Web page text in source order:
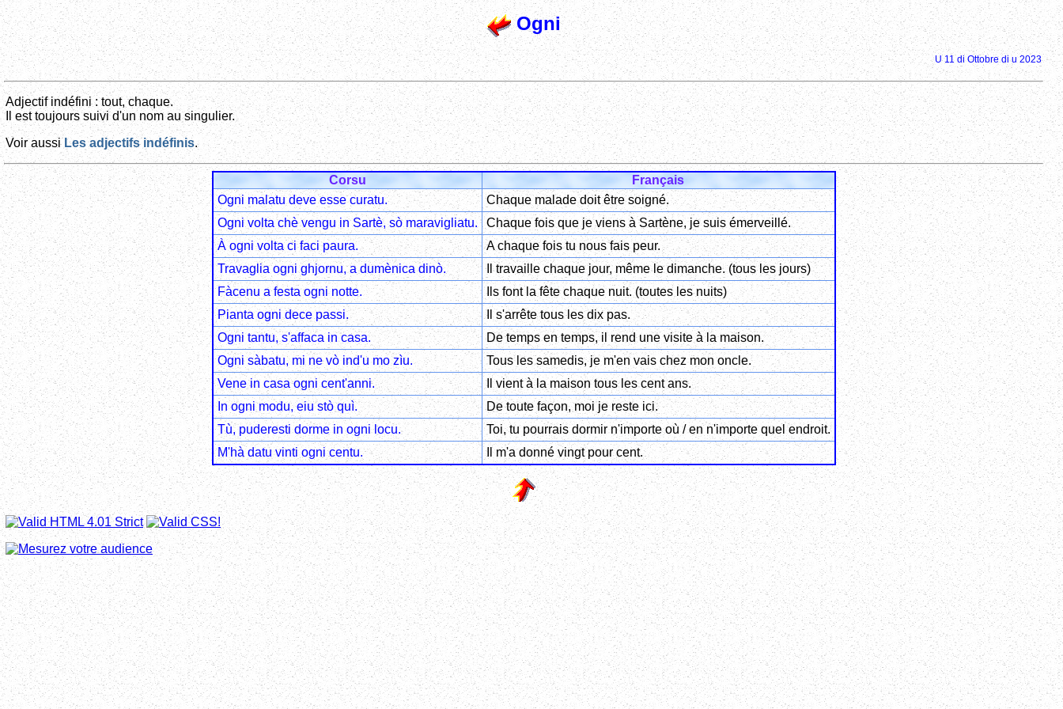
Ogni
U 11 di Ottobre di u 2023
Adjectif indéfini : tout, chaque.
Il est toujours suivi d'un nom au singulier.
Voir aussi Les adjectifs indéfinis.
Corsu
Français
Ogni malatu deve esse curatu.
Chaque malade doit être soigné.
Ogni volta chè vengu in Sartè, sò maravigliatu.
Chaque fois que je viens à Sartène, je suis émerveillé.
À ogni volta ci faci paura.
A chaque fois tu nous fais peur.
Travaglia ogni ghjornu, a dumènica dinò.
Il travaille chaque jour, même le dimanche. (tous les jours)
Fàcenu a festa ogni notte.
Ils font la fête chaque nuit. (toutes les nuits)
Pianta ogni dece passi.
Il s'arrête tous les dix pas.
Ogni tantu, s'affaca in casa.
De temps en temps, il rend une visite à la maison.
Ogni sàbatu, mi ne vò ind'u mo zìu.
Tous les samedis, je m'en vais chez mon oncle.
Vene in casa ogni cent'anni.
Il vient à la maison tous les cent ans.
In ogni modu, eiu stò quì.
De toute façon, moi je reste ici.
Tù, puderesti dorme in ogni locu.
Toi, tu pourrais dormir n'importe où / en n'importe quel endroit.
M'hà datu vinti ogni centu.
Il m'a donné vingt pour cent.